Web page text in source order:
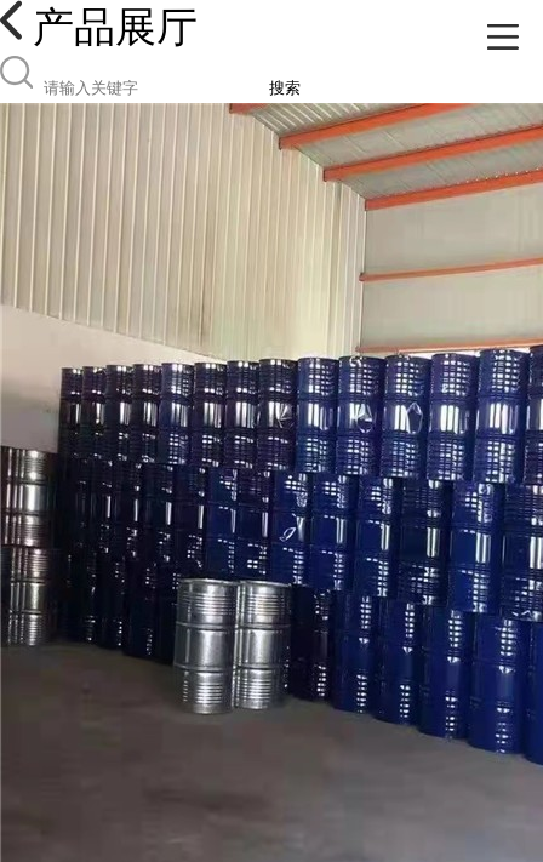
产品展厅
搜索